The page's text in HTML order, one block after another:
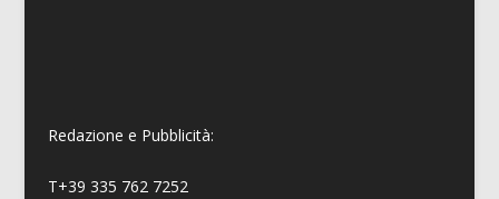
Redazione e Pubblicità:
T+39 335 762 7252